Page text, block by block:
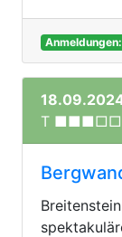
T